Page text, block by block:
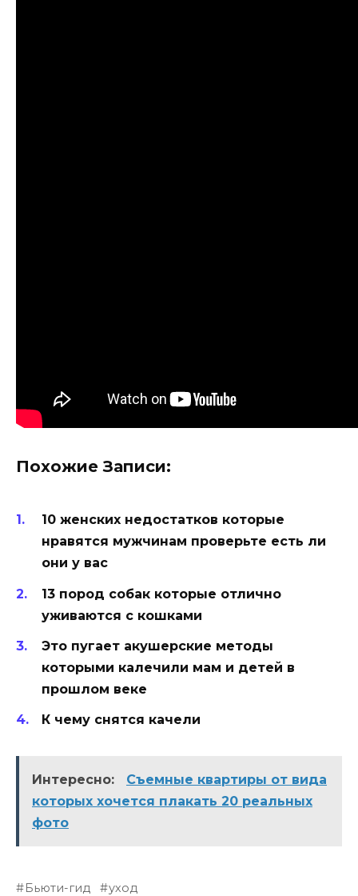
Похожие Записи:
10 женских недостатков которые
нравятся мужчинам проверьте есть ли
они у вас
13 пород собак которые отлично
уживаются с кошками
Это пугает акушерские методы
которыми калечили мам и детей в
прошлом веке
К чему снятся качели
Интересно:
Съемные квартиры от вида
которых хочется плакать 20 реальных
фото
Бьюти-гид уход